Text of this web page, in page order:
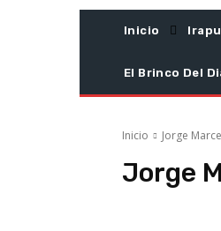
Inicio
El Brinco Del
Inicio Jorge
Jorge